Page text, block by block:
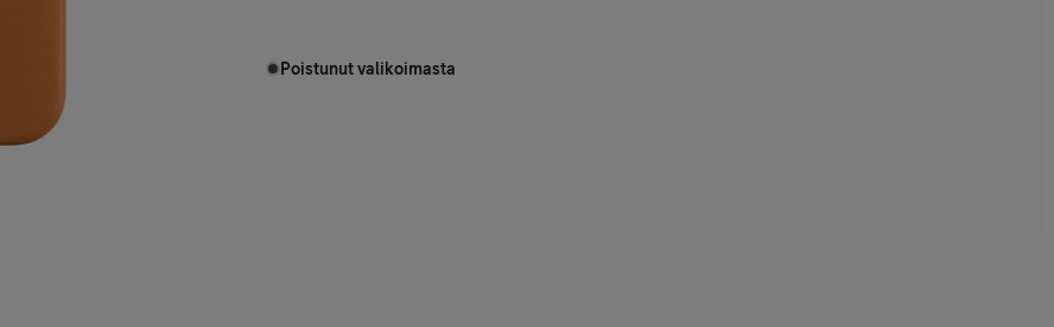
Poistunut valikoimasta